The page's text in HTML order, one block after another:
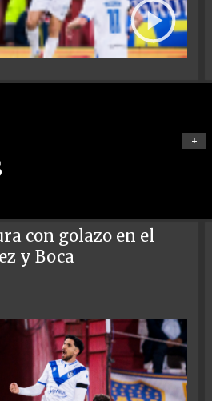
+
con golazo en el
y Boca